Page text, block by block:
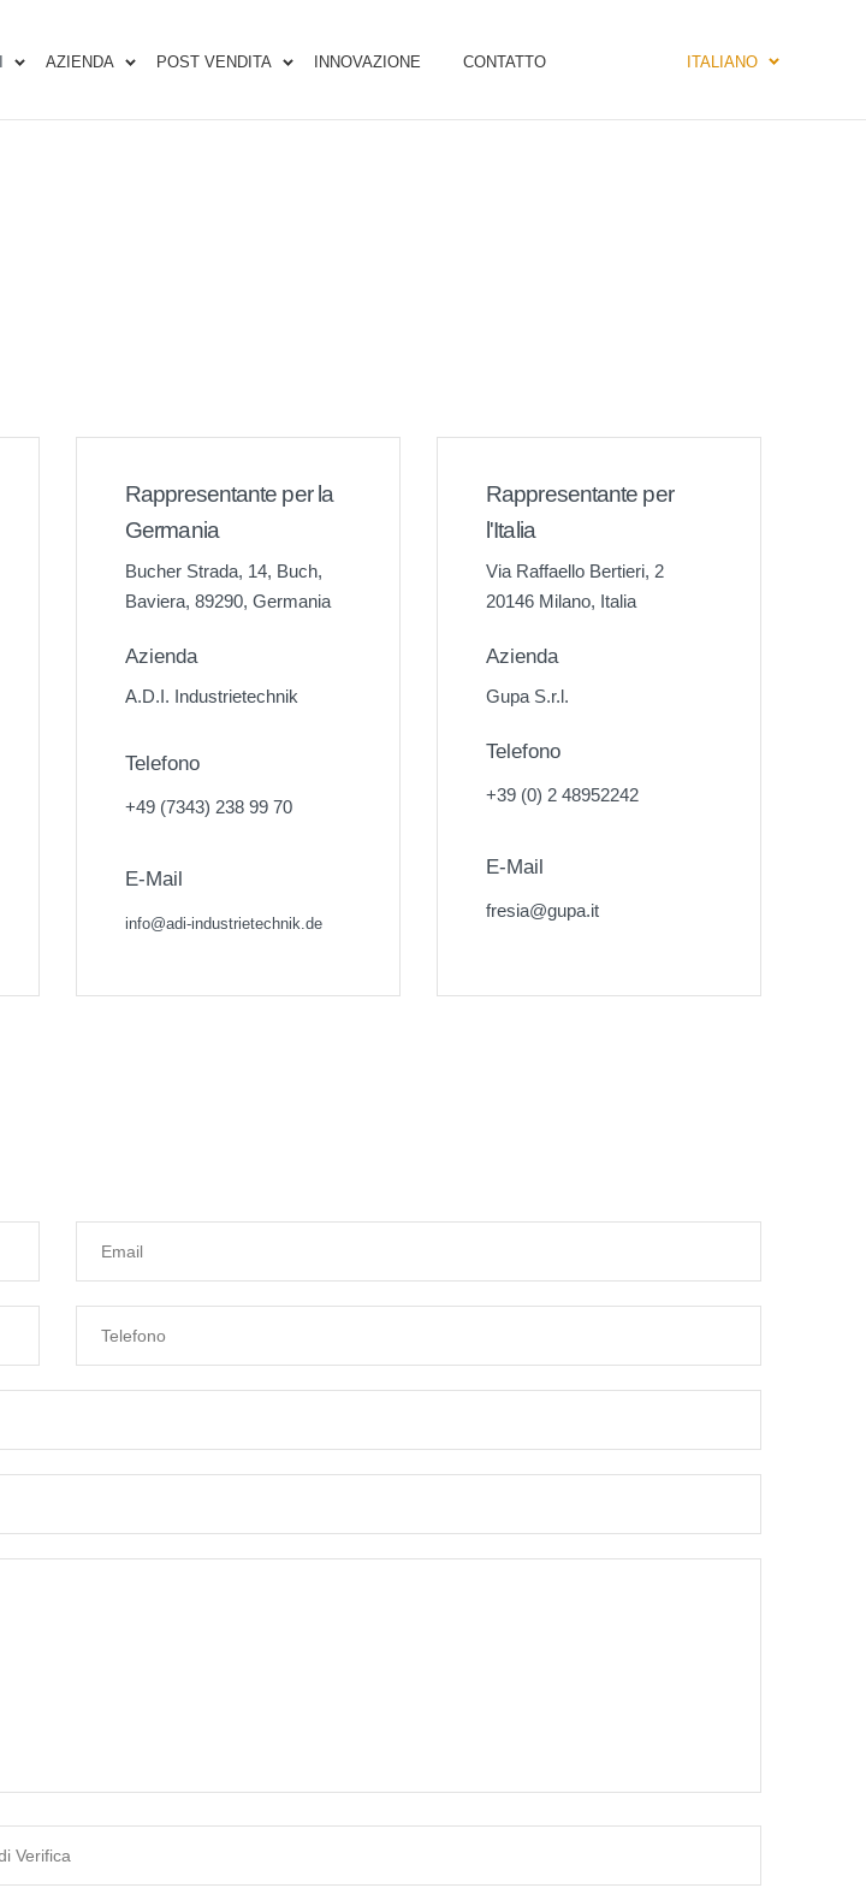
AZIENDA POST VENDITA INNOVAZIONE CONTATTO ITALIANO
Rappresentante per la
Germania
Bucher Strada, 14, Buch,
Baviera, 89290, Germania
Azienda
A.D.I. Industrietechnik
Telefono
+49 (7343) 238 99 70
E-Mail
info@adi-industrietechnik.de
Rappresentante per
l'Italia
Via Raffaello Bertieri, 2
20146 Milano, Italia
Azienda
Gupa S.r.l.
Telefono
+39 (0) 2 48952242
E-Mail
fresia@gupa.it